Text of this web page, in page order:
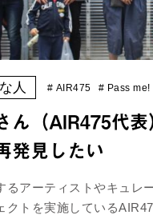
人 # AIR475 # Pass me!
ん（AIR475代
発見したい
るアーティストやキュレ
クトを実施している